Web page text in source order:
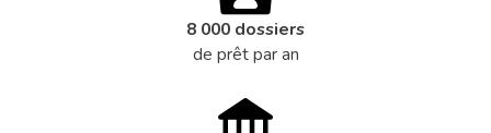
8 000 dossiers
de prêt par an